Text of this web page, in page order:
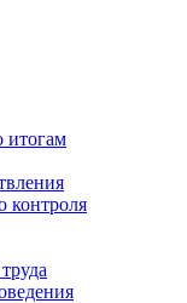
итогам
контроля